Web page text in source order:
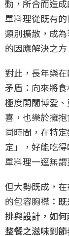
動，所合而造
單料理從既有
類別擴散，成
的因應解決之方
對此，長年樂
矛盾：向來將
極度開闊博愛
喜，也樂於擁
同時間，在特
定」，好能吃
單料理一逕無謂
但大勢既成，
的包容胸襟：
排與設計，如
整餐之滋味到